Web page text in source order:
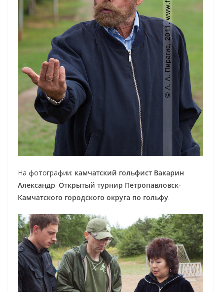
На фотографии: камчатский гольфист Вакарин
Александр. Открытый турнир Петропавловск-
Камчатского городского округа по гольфу.